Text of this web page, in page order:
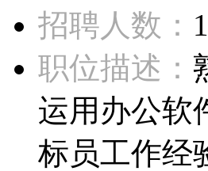
招聘人数：
职位描述：
运用办公软
标员工作经